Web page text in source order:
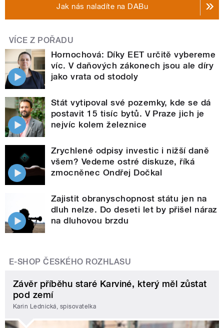
Jak nás naladíte na DABu
VÍCE Z POŘADU
Hornochová: Díky EET určitě vybereme
víc. V daňových zákonech jsou ale díry
jako vrata od stodoly
Stát vytipoval své pozemky, kde se dá
postavit 15 tisíc bytů. V Praze jich je
nejvíc kolem železnice
Zrychlené odpisy investic i nižší daně
všem? Vedeme ostré diskuze, říká
zmocněnec Ondřej Dočkal
Zajistit obranyschopnost státu jen na
dluh nelze. Do deseti let by přišel náraz
na dluhovou brzdu
E-SHOP ČESKÉHO ROZHLASU
Závěr příběhu staré Karviné, který měl zůstat
pod zemí
Karin Lednická, spisovatelka